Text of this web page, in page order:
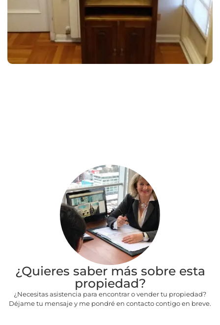
¿Quieres saber más sobre esta
propiedad?
¿Necesitas asistencia para encontrar o vender tu propiedad?
Déjame tu mensaje y me pondré en contacto contigo en breve.